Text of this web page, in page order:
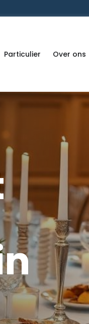
Particulier Over ons